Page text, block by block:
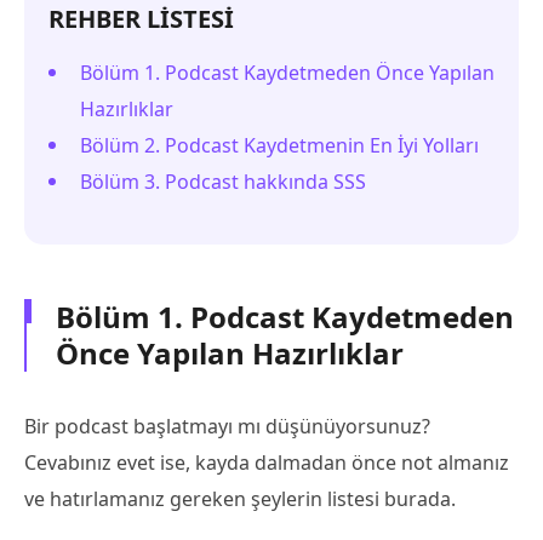
REHBER LİSTESİ
Bölüm 1. Podcast Kaydetmeden Önce Yapılan
Hazırlıklar
Bölüm 2. Podcast Kaydetmenin En İyi Yolları
Bölüm 3. Podcast hakkında SSS
Bölüm 1. Podcast Kaydetmeden
Önce Yapılan Hazırlıklar
Bir podcast başlatmayı mı düşünüyorsunuz?
Cevabınız evet ise, kayda dalmadan önce not almanız
ve hatırlamanız gereken şeylerin listesi burada.